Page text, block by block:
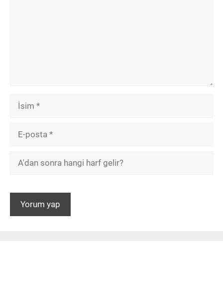
İsim
posta
A'dan
harf
gelir?